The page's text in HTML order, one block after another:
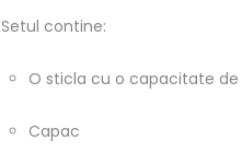
Setul contine:
O sticla cu o capacitate de
Capac